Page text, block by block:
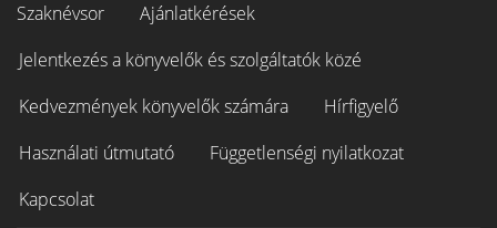
Szaknévsor
Ajánlatkérések
Jelentkezés a könyvelők és szolgáltatók közé
Kedvezmények könyvelők számára
Hírfigyelő
Használati útmutató
Függetlenségi nyilatkozat
Kapcsolat